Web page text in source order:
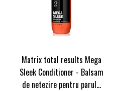
Matrix total results Mega
Sleek Conditioner - Balsam
de netezire pentru parul...